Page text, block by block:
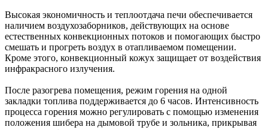
Высокая экономичность и теплоотдача печи обеспечивается
наличием воздухозаборников, действующих на основе
естественных конвекционных потоков и помогающих быстро
смешать и прогреть воздух в отапливаемом помещении.
Кроме этого, конвекционный кожух защищает от воздействия
инфракрасного излучения.
После разогрева помещения, режим горения на одной
закладки топлива поддерживается до 6 часов. Интенсивность
процесса горения можно регулировать с помощью изменения
положения шибера на дымовой трубе и зольника, прикрывая